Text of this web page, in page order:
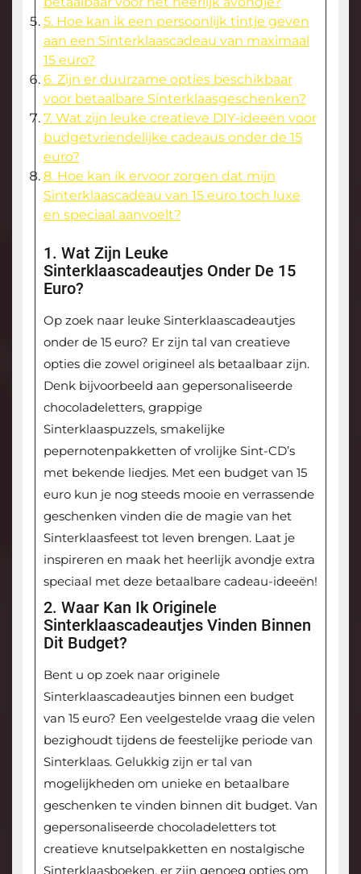
5. Hoe kan ik een persoonlijk tintje geven
aan een Sinterklaascadeau van maximaal
15 euro?
6. Zijn er duurzame opties beschikbaar
voor betaalbare Sinterklaasgeschenken?
7. Wat zijn leuke creatieve DIY-ideeën voor
budgetvriendelijke cadeaus onder de 15
euro?
8. Hoe kan ik ervoor zorgen dat mijn
Sinterklaascadeau van 15 euro toch luxe
en speciaal aanvoelt?
1. Wat Zijn Leuke
Sinterklaascadeautjes Onder De 15
Euro?
Op zoek naar leuke Sinterklaascadeautjes
onder de 15 euro? Er zijn tal van creatieve
opties die zowel origineel als betaalbaar zijn.
Denk bijvoorbeeld aan gepersonaliseerde
chocoladeletters, grappige
Sinterklaaspuzzels, smakelijke
pepernotenpakketten of vrolijke Sint-CD’s
met bekende liedjes. Met een budget van 15
euro kun je nog steeds mooie en verrassende
geschenken vinden die de magie van het
Sinterklaasfeest tot leven brengen. Laat je
inspireren en maak het heerlijk avondje extra
speciaal met deze betaalbare cadeau-ideeën!
2. Waar Kan Ik Originele
Sinterklaascadeautjes Vinden Binnen
Dit Budget?
Bent u op zoek naar originele
Sinterklaascadeautjes binnen een budget
van 15 euro? Een veelgestelde vraag die velen
bezighoudt tijdens de feestelijke periode van
Sinterklaas. Gelukkig zijn er tal van
mogelijkheden om unieke en betaalbare
geschenken te vinden binnen dit budget. Van
gepersonaliseerde chocoladeletters tot
creatieve knutselpakketten en nostalgische
Sinterklaasboeken, er zijn genoeg opties om